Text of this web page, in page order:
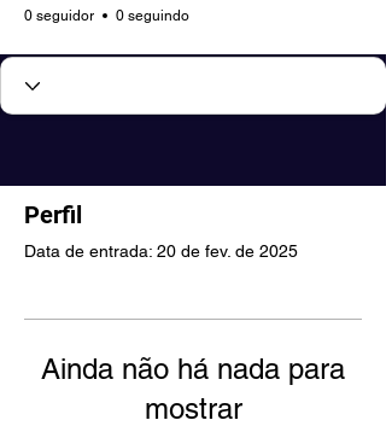
0 seguidor 0 seguindo
Perfil
Data de entrada: 20 de fev. de 2025
Ainda não há nada para
mostrar